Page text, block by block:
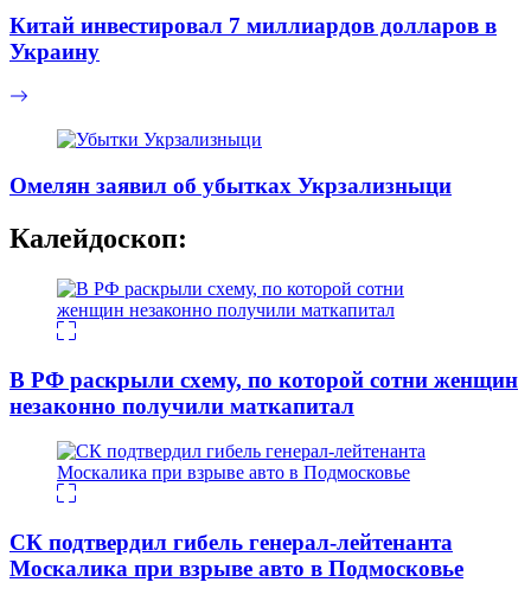
Китай инвестировал 7 миллиардов долларов в
Украину
Омелян заявил об убытках Укрзализныци
Калейдоскоп:
В РФ раскрыли схему, по которой сотни женщин
незаконно получили маткапитал
СК подтвердил гибель генерал-лейтенанта
Москалика при взрыве авто в Подмосковье